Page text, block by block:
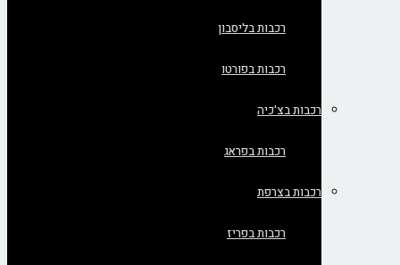
רכבות בליסבון
רכבות בפורטו
רכבות בצ'כיה
רכבות בפראג
רכבות בצרפת
רכבות בפריז